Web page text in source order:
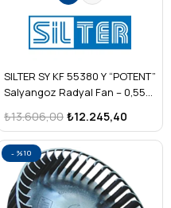
SILTER SY KF 55380 Y “POTENT”
Salyangoz Radyal Fan – 0,55
₺12.245,40
₺13.606,00
%10